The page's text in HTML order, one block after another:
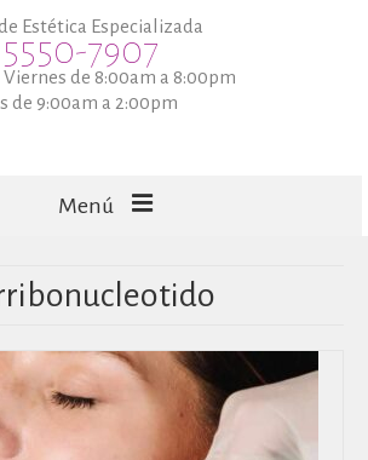
Estética Especializada
7907
Viernes de 8:00am a 8:00pm
de 9:00am a 2:00pm
Menú
CAPILARES